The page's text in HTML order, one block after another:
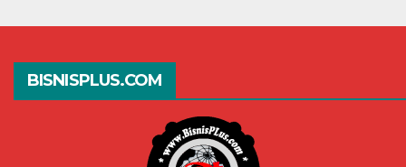
BISNISPLUS.COM